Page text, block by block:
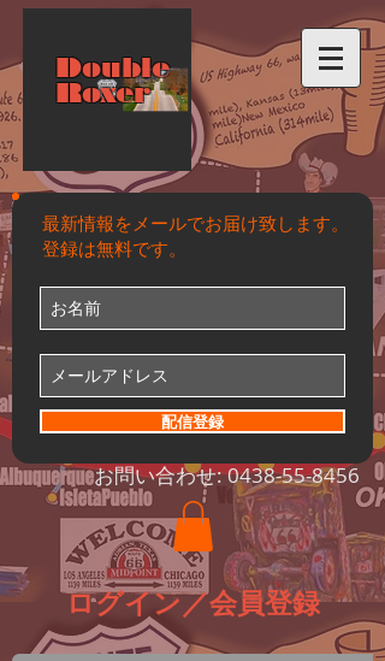
Double
Roxer
お問い合わせ:0438-55-8456
最新情報をメールでお届け致します。
登録は無料です。
配信登録
ログイン／会員登録